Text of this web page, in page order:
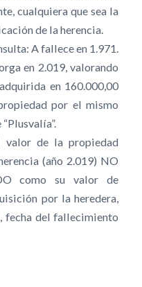
cualquiera que sea la
de la herencia.
A fallece en 1.971.
en 2.019, valorando
en 160.000,00
por el mismo
valor de la propiedad
(año 2.019) NO
como su valor de
por la heredera,
fecha del fallecimiento